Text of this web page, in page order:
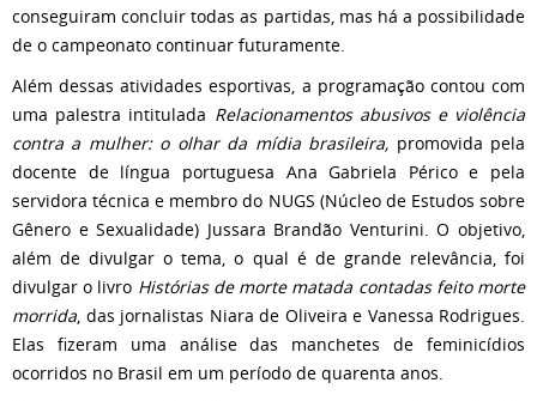
conseguiram concluir todas as partidas, mas há a possibilidade
de o campeonato continuar futuramente.
Além dessas atividades esportivas, a programação contou com
uma palestra intitulada Relacionamentos abusivos e violência
contra a mulher: o olhar da mídia brasileira, promovida pela
docente de língua portuguesa Ana Gabriela Périco e pela
servidora técnica e membro do NUGS (Núcleo de Estudos sobre
Gênero e Sexualidade) Jussara Brandão Venturini. O objetivo,
além de divulgar o tema, o qual é de grande relevância, foi
divulgar o livro Histórias de morte matada contadas feito morte
morrida, das jornalistas Niara de Oliveira e Vanessa Rodrigues.
Elas fizeram uma análise das manchetes de feminicídios
ocorridos no Brasil em um período de quarenta anos.